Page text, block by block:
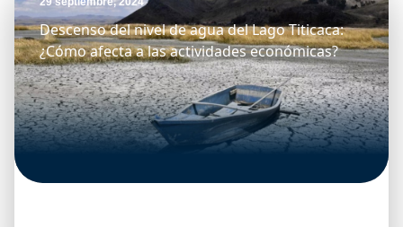
Descenso del nivel de agua del Lago Titicaca:
¿Cómo afecta a las actividades económicas?